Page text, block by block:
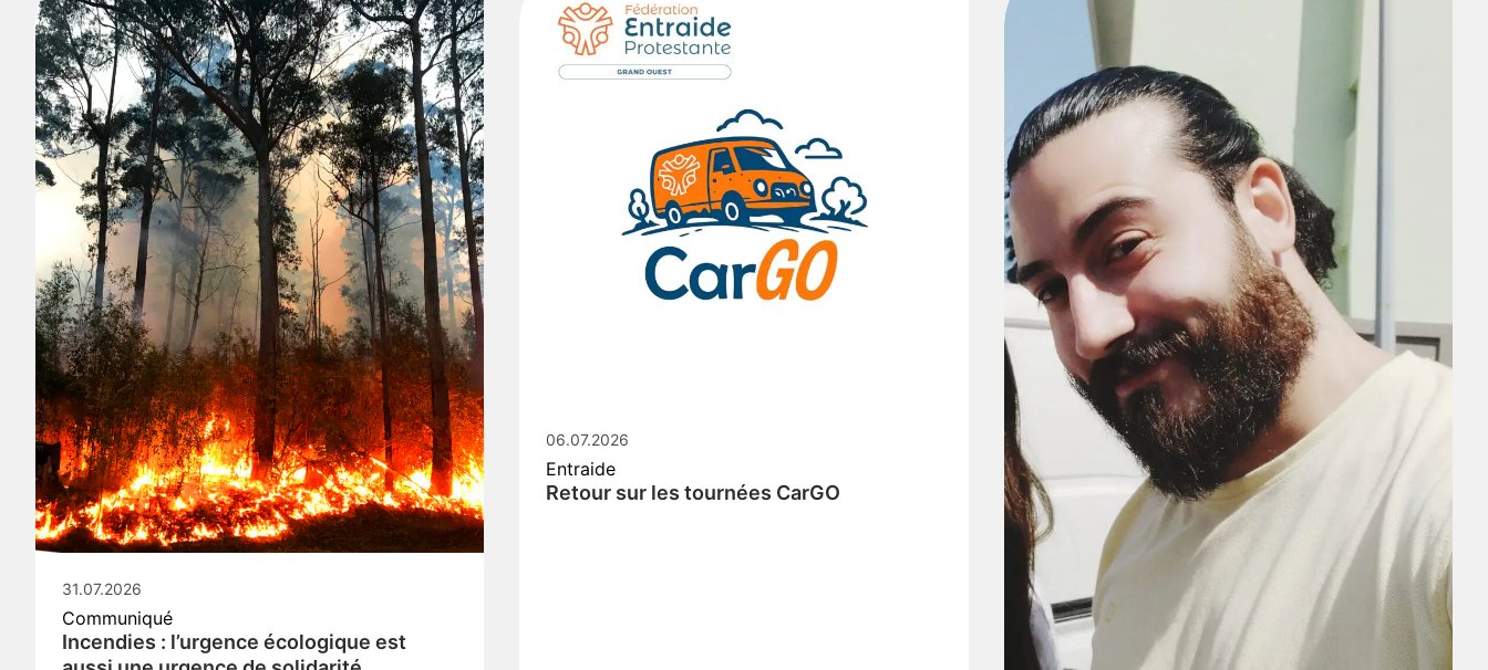
31.07.2026
Communiqué
Incendies : l’urgence écologique est
06.07.2026
Entraide
Retour sur les tournées CarGO